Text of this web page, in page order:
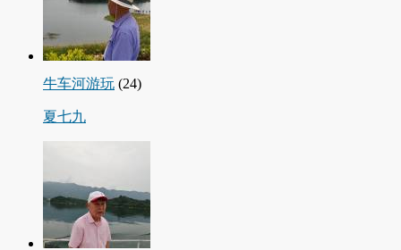
牛车河游玩 (24)
夏七九